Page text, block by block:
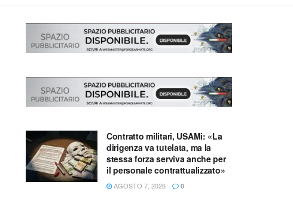
Contratto militari, USAMi: «La
dirigenza va tutelata, ma la
stessa forza serviva anche per
il personale contrattualizzato»
AGOSTO 7, 2026 0